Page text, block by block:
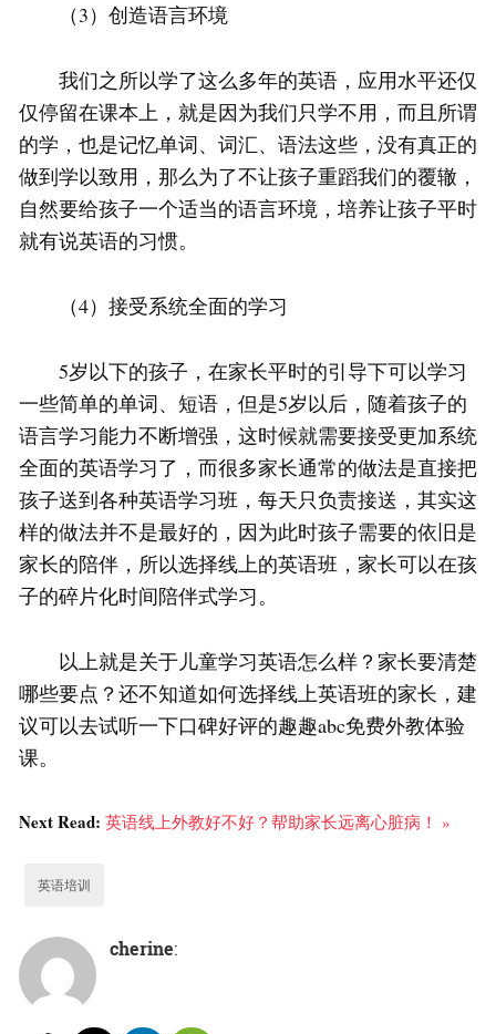
（3）创造语言环境
我们之所以学了这么多年的英语，应用水平还仅
仅停留在课本上，就是因为我们只学不用，而且所谓
的学，也是记忆单词、词汇、语法这些，没有真正的
做到学以致用，那么为了不让孩子重蹈我们的覆辙，
自然要给孩子一个适当的语言环境，培养让孩子平时
就有说英语的习惯。
（4）接受系统全面的学习
5岁以下的孩子，在家长平时的引导下可以学习
一些简单的单词、短语，但是5岁以后，随着孩子的
语言学习能力不断增强，这时候就需要接受更加系统
全面的英语学习了，而很多家长通常的做法是直接把
孩子送到各种英语学习班，每天只负责接送，其实这
样的做法并不是最好的，因为此时孩子需要的依旧是
家长的陪伴，所以选择线上的英语班，家长可以在孩
子的碎片化时间陪伴式学习。
以上就是关于儿童学习英语怎么样？家长要清楚
哪些要点？还不知道如何选择线上英语班的家长，建
议可以去试听一下口碑好评的趣趣abc免费外教体验
课。
Next Read: 英语线上外教好不好？帮助家长远离心脏病！ »
英语培训
cherine: